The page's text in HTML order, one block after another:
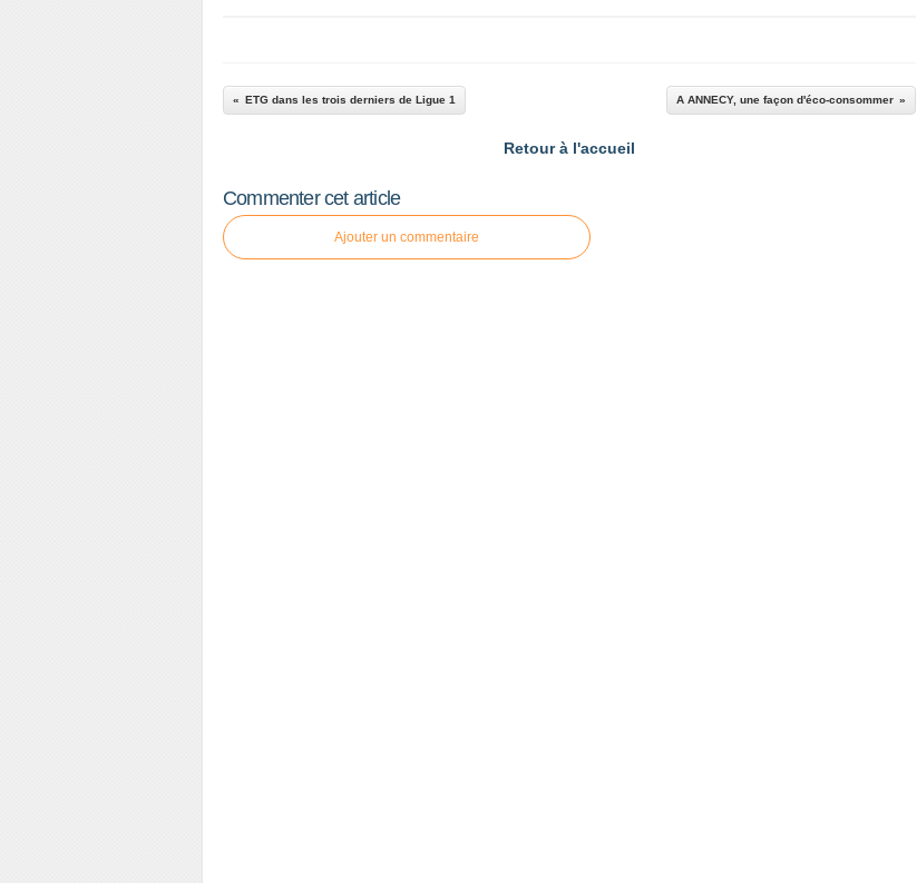
ETG dans les trois derniers de Ligue 1 A ANNECY, une façon d'éco-consommer
Retour à l'accueil
Commenter cet article
Ajouter un commentaire